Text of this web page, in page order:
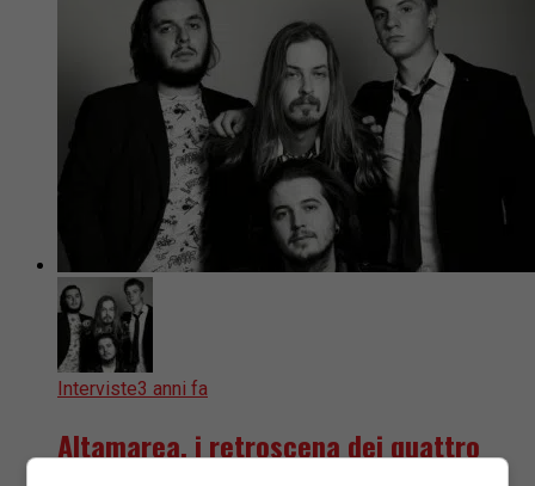
Interviste3 anni fa
Altamarea, i retroscena dei quattro